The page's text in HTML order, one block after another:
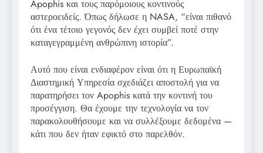
Apophis και τους παρόμοιους κοντινούς
αστεροειδείς. Όπως δήλωσε η NASA, “είναι πιθανό
ότι ένα τέτοιο γεγονός δεν έχει συμβεί ποτέ στην
καταγεγραμμένη ανθρώπινη ιστορία”.
Αυτό που είναι ενδιαφέρον είναι ότι η Ευρωπαϊκή
Διαστημική Υπηρεσία σχεδιάζει αποστολή για να
παρατηρήσει τον Apophis κατά την κοντινή του
προσέγγιση. Θα έχουμε την τεχνολογία να τον
παρακολουθήσουμε και να συλλέξουμε δεδομένα —
κάτι που δεν ήταν εφικτό στο παρελθόν.